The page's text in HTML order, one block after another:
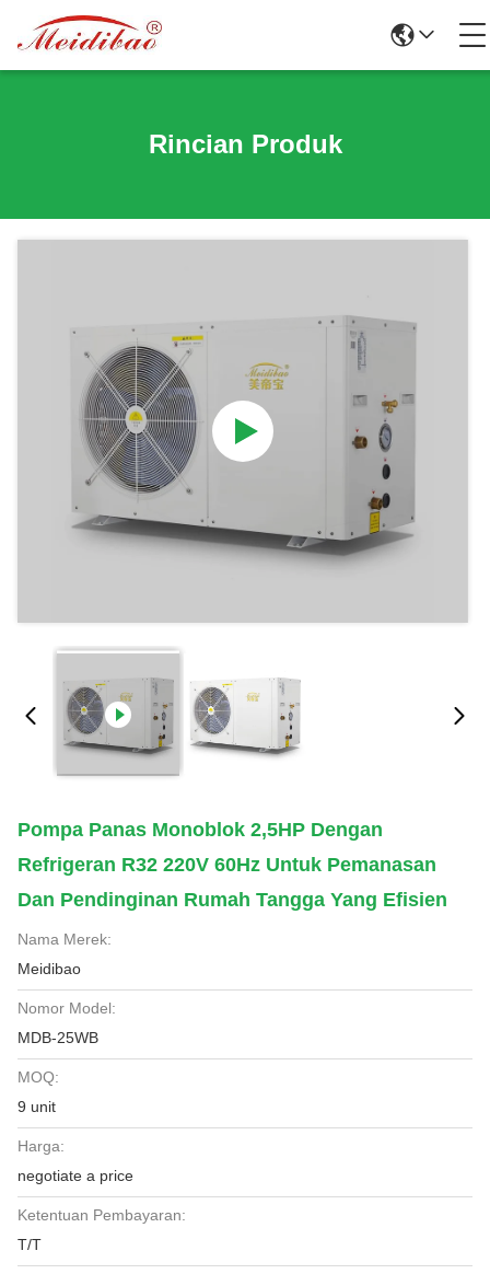
Rincian Produk
Pompa Panas Monoblok 2,5HP Dengan
Refrigeran R32 220V 60Hz Untuk Pemanasan
Dan Pendinginan Rumah Tangga Yang Efisien
Nama Merek:
Meidibao
Nomor Model:
MDB-25WB
MOQ:
9 unit
Harga:
negotiate a price
Ketentuan Pembayaran:
T/T